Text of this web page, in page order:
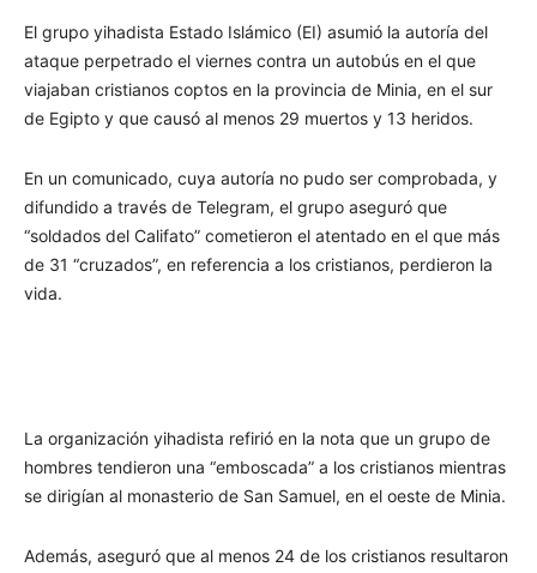
El grupo yihadista Estado Islámico (EI) asumió la autoría del
ataque perpetrado el viernes contra un autobús en el que
viajaban cristianos coptos en la provincia de Minia, en el sur
de Egipto y que causó al menos 29 muertos y 13 heridos.
En un comunicado, cuya autoría no pudo ser comprobada, y
difundido a través de Telegram, el grupo aseguró que
“soldados del Califato” cometieron el atentado en el que más
de 31 “cruzados”, en referencia a los cristianos, perdieron la
vida.
La organización yihadista refirió en la nota que un grupo de
hombres tendieron una “emboscada” a los cristianos mientras
se dirigían al monasterio de San Samuel, en el oeste de Minia.
Además, aseguró que al menos 24 de los cristianos resultaron